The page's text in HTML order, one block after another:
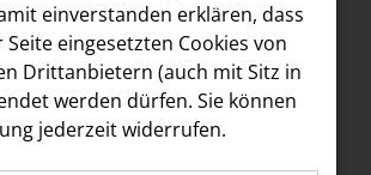
hilft auch im
ein­ver­standen erklären, dass
eingesetzten Cookies von
Drittanbietern (auch mit Sitz in
werden dürfen. Sie können
jederzeit widerrufen.